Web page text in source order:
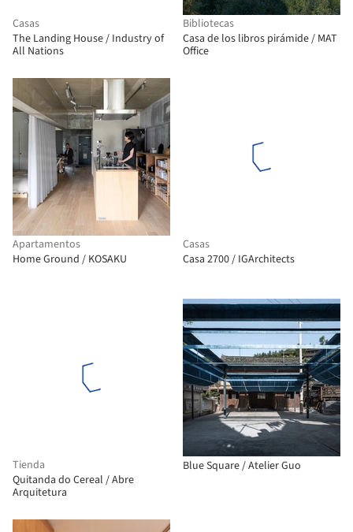
Casas
The Landing House / Industry of
All Nations
Bibliotecas
Casa de los libros pirámide / MAT
Office
Apartamentos
Home Ground / KOSAKU
Casas
Casa 2700 / IGArchitects
Tienda
Quitanda do Cereal / Abre
Arquitetura
Blue Square / Atelier Guo